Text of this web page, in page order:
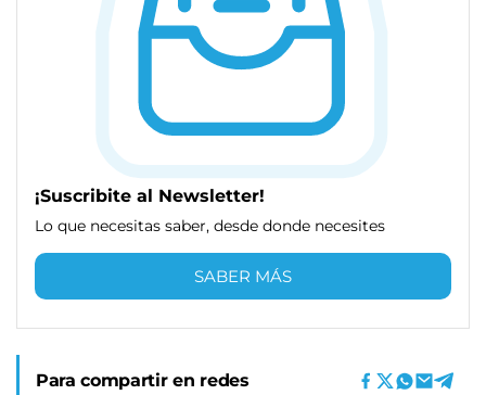
¡Suscribite al Newsletter!
Lo que necesitas saber, desde donde necesites
SABER MÁS
Para compartir en redes